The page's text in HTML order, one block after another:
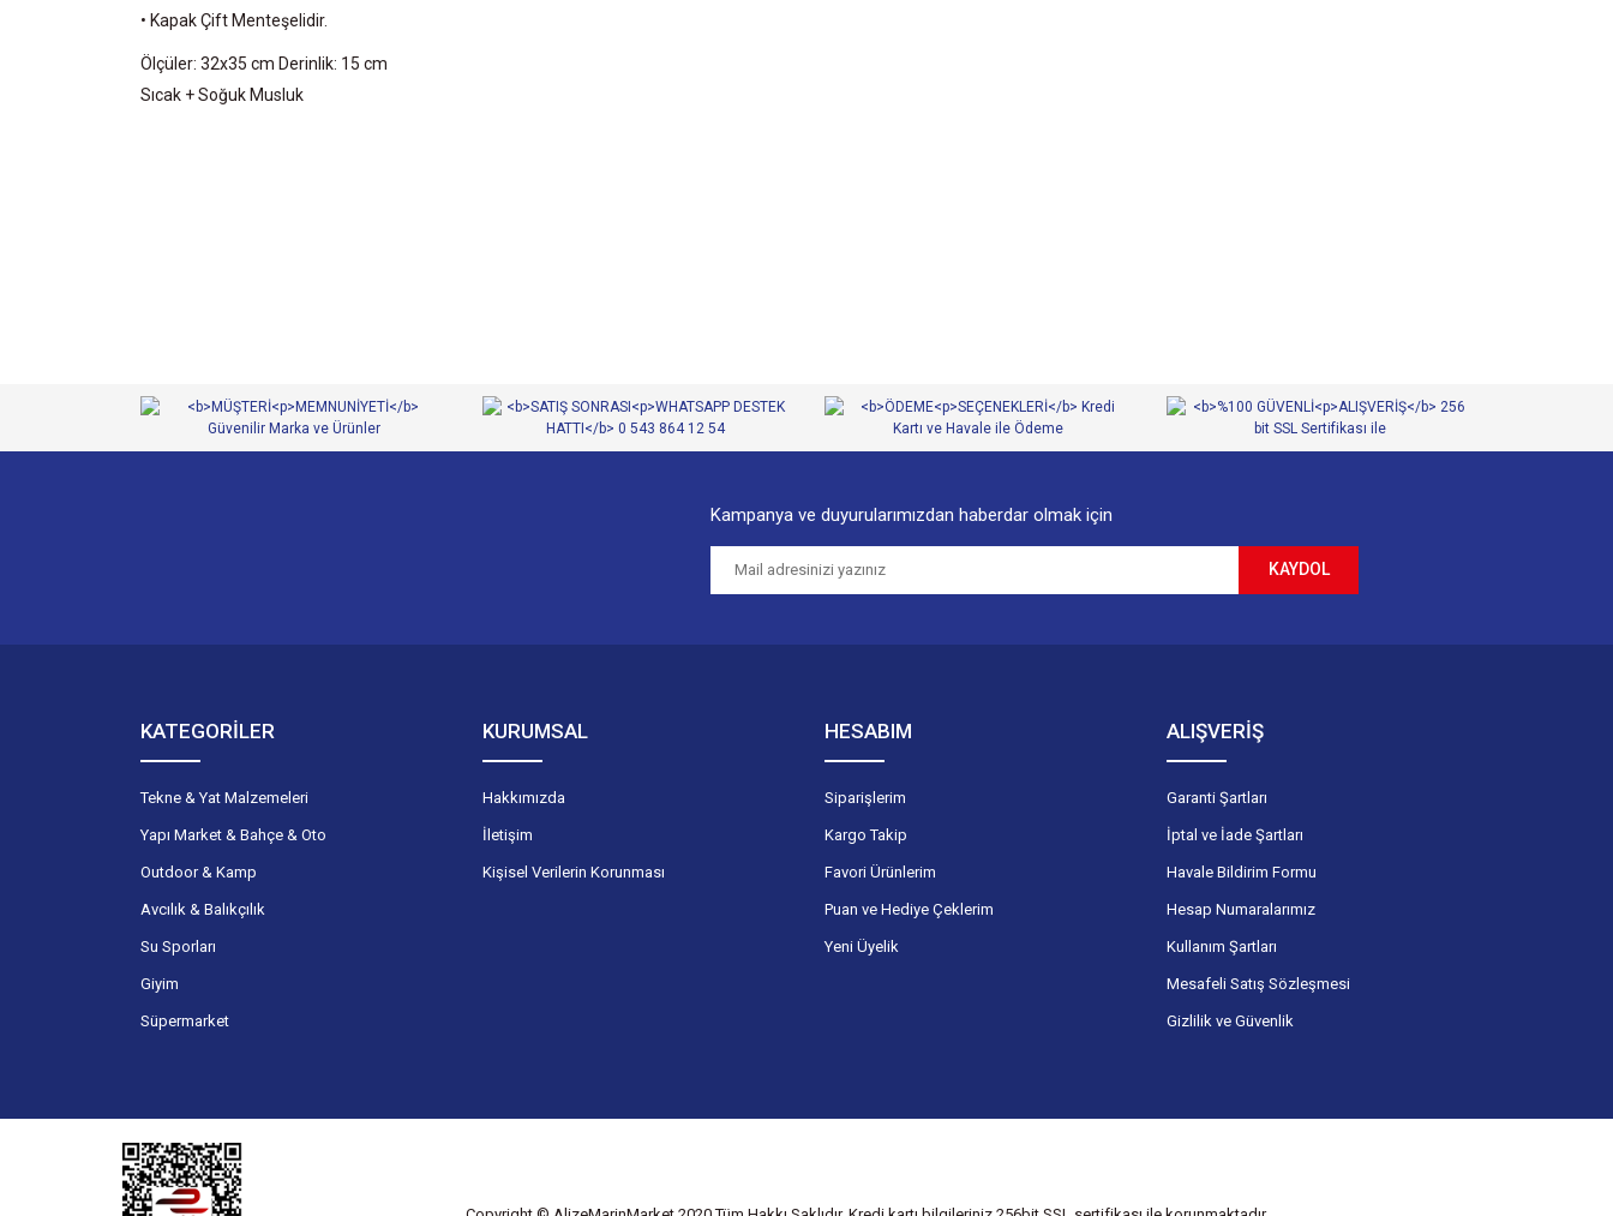
• Kapak Çift Menteşelidir.
Ölçüler: 32x35 cm Derinlik: 15 cm
Sıcak + Soğuk Musluk
Ürün fiyatı diğer sitelerden daha pahalı.
Bu ürüne benzer farklı alternatifler olmalı.
Kampanya ve duyurularımızdan haberdar olmak için
KAYDOL
KATEGORİLER
Tekne & Yat Malzemeleri
Yapı Market & Bahçe & Oto
Outdoor & Kamp
Avcılık & Balıkçılık
Su Sporları
Giyim
Süpermarket
KURUMSAL
Hakkımızda
İletişim
Kişisel Verilerin Korunması
HESABIM
Siparişlerim
Kargo Takip
Favori Ürünlerim
Puan ve Hediye Çeklerim
Yeni Üyelik
ALIŞVERİŞ
Garanti Şartları
İptal ve İade Şartları
Havale Bildirim Formu
Hesap Numaralarımız
Kullanım Şartları
Mesafeli Satış Sözleşmesi
Gizlilik ve Güvenlik